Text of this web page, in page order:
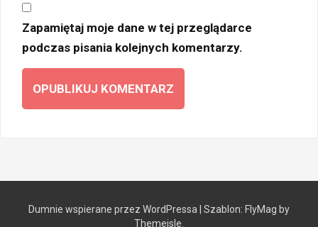
Zapamiętaj moje dane w tej przeglądarce
podczas pisania kolejnych komentarzy.
Dumnie wspierane przez WordPressa Szablon: FlyMag by
Themeisle.